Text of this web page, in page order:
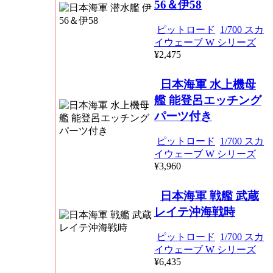
56＆伊58
ピットロード
1/700 スカ
イウェーブ W シリーズ
¥2,475
日本海軍 水上機母
艦 能登呂エッチング
パーツ付き
ピットロード
1/700 スカ
イウェーブ W シリーズ
¥3,960
日本海軍 戦艦 武蔵
レイテ沖海戦時
ピットロード
1/700 スカ
イウェーブ W シリーズ
¥6,435